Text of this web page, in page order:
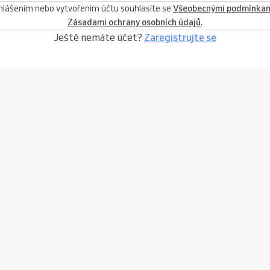
nebo vytvořením účtu souhlasíte se Všeobecnými
Zásadami ochrany osobních údajů.
Ještě nemáte účet? Zaregistrujte se